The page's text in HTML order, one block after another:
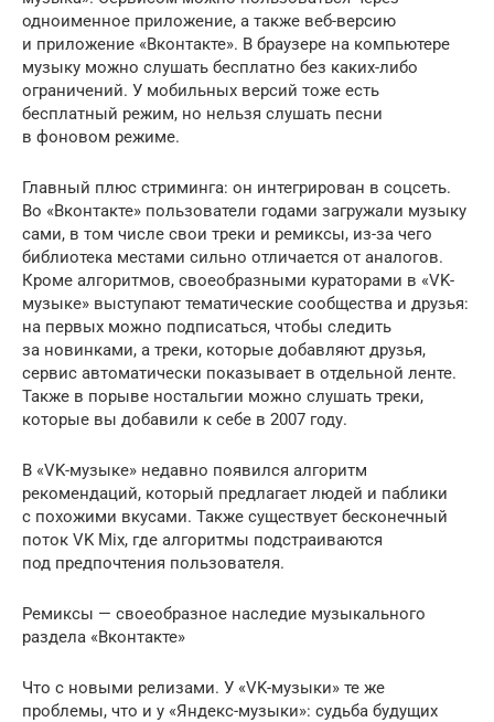
одноименное приложение, а также веб-версию
и приложение «Вконтакте». В браузере на компьютере
музыку можно слушать бесплатно без каких-либо
ограничений. У мобильных версий тоже есть
бесплатный режим, но нельзя слушать песни
в фоновом режиме.
Главный плюс стриминга: он интегрирован в соцсеть.
Во «Вконтакте» пользователи годами загружали музыку
сами, в том числе свои треки и ремиксы, из-за чего
библиотека местами сильно отличается от аналогов.
Кроме алгоритмов, своеобразными кураторами в «VK-
музыке» выступают тематические сообщества и друзья:
на первых можно подписаться, чтобы следить
за новинками, а треки, которые добавляют друзья,
сервис автоматически показывает в отдельной ленте.
Также в порыве ностальгии можно слушать треки,
которые вы добавили к себе в 2007 году.
В «VK-музыке» недавно появился алгоритм
рекомендаций, который предлагает людей и паблики
с похожими вкусами. Также существует бесконечный
поток VK Mix, где алгоритмы подстраиваются
под предпочтения пользователя.
Ремиксы — своеобразное наследие музыкального
раздела «Вконтакте»
Что с новыми релизами. У «VK-музыки» те же
проблемы, что и у «Яндекс-музыки»: судьба будущих